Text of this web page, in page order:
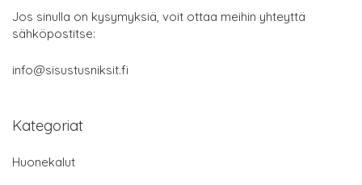
Jos sinulla on kysymyksiä, voit ottaa meihin yhteyttä
sähköpostitse:
info@sisustusniksit.fi
Kategoriat
Huonekalut